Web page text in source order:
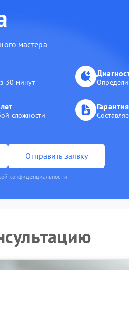
мастера
30 минут
сложности
Отправить заявку
конфиденциальности